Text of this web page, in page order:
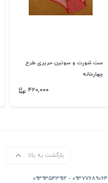
ست شورت و سوتین حریری طرح
چهارخانه
۴۲۰,۰۰۰
بازگشت به بالا
۰۹۳۷۷۶۸۹۰۶۴ - ۰۹۳۹۳۵۴۳۹۱۴